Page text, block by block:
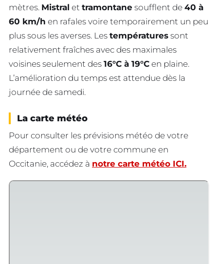
mètres. Mistral et tramontane soufflent de 40 à
60 km/h en rafales voire temporairement un peu
plus sous les averses. Les températures sont
relativement fraîches avec des maximales
voisines seulement des 16°C à 19°C en plaine.
L’amélioration du temps est attendue dès la
journée de samedi.
La carte météo
Pour consulter les prévisions météo de votre
département ou de votre commune en
Occitanie, accédez à notre carte météo ICI.